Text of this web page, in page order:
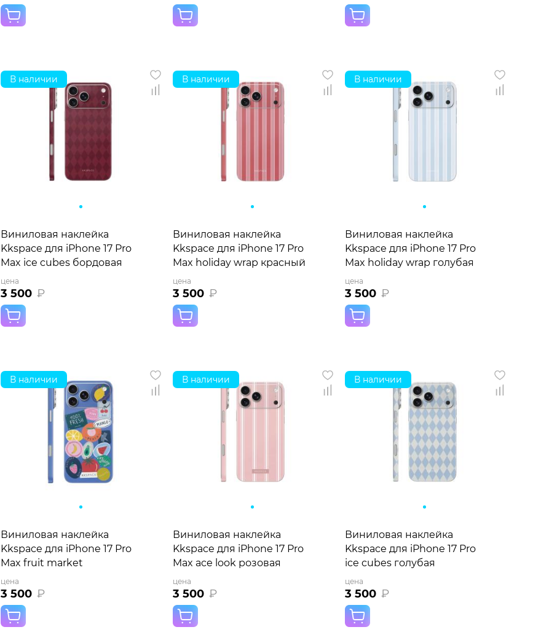
В наличии
Виниловая наклейка
Kkspace для iPhone 17 Pro
Max ice cubes бордовая
цена
3 500 ₽
В наличии
Виниловая наклейка
Kkspace для iPhone 17 Pro
Max holiday wrap красный
цена
3 500 ₽
В наличии
Виниловая наклейка
Kkspace для iPhone 17 Pro
Max holiday wrap голубая
цена
3 500 ₽
В наличии
Виниловая наклейка
Kkspace для iPhone 17 Pro
Max fruit market
цена
3 500 ₽
В наличии
Виниловая наклейка
Kkspace для iPhone 17 Pro
Max ace look розовая
цена
3 500 ₽
В наличии
Виниловая наклейка
Kkspace для iPhone 17 Pro
ice cubes голубая
цена
3 500 ₽